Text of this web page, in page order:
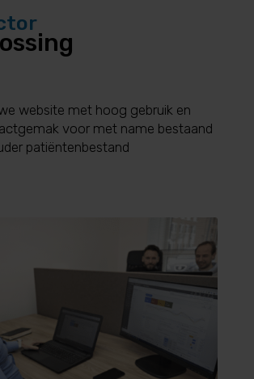
website met hoog gebruik en
voor met name bestaand
patiëntenbestand